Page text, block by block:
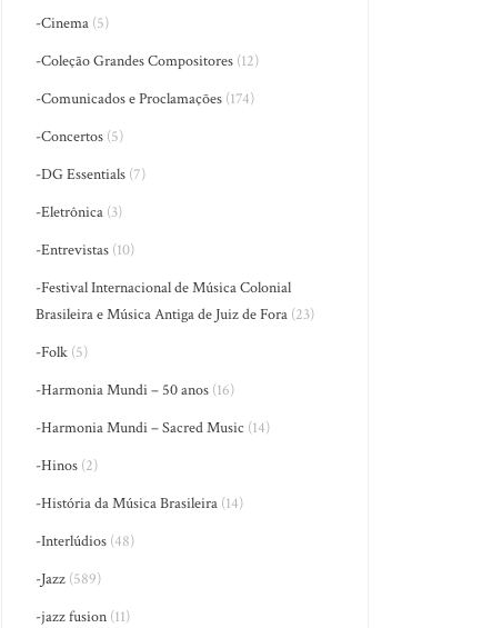
-Cinema (5)
-Coleção Grandes Compositores (12)
-Comunicados e Proclamações (174)
-Concertos (5)
-DG Essentials (7)
-Eletrônica (3)
-Entrevistas (10)
-Festival Internacional de Música Colonial
Brasileira e Música Antiga de Juiz de Fora (23)
-Folk (5)
-Harmonia Mundi – 50 anos (16)
-Harmonia Mundi – Sacred Music (14)
-Hinos (2)
-História da Música Brasileira (14)
-Interlúdios (48)
-Jazz (589)
-jazz fusion (11)